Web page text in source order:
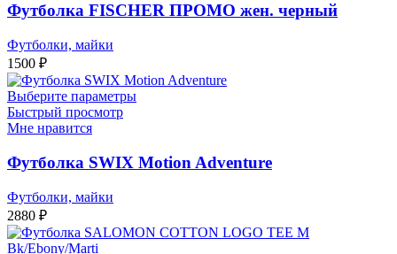
Футболка FISCHER ПРОМО жен. черный
Футболки, майки
1500 ₽
Выберите параметры
Быстрый просмотр
Мне нравится
Футболка SWIX Motion Adventure
Футболки, майки
2880 ₽